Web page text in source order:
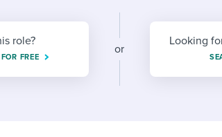
Workable customer
role?
FREE
or
Looking